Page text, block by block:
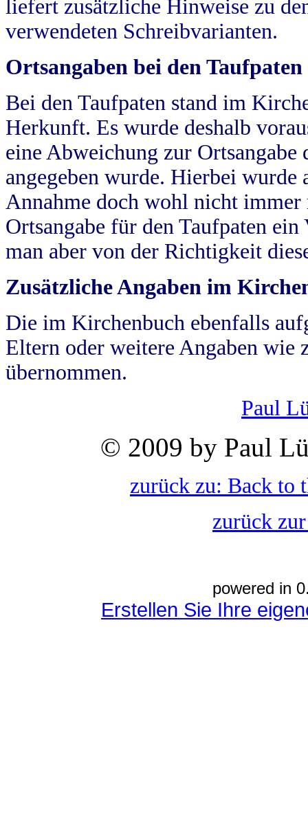
liefert zusätzliche Hinweise zu
verwendeten Schreibvarianten.
Ortsangaben bei den Taufpaten
Bei den Taufpaten stand im
Herkunft. Es wurde deshalb
eine Abweichung zur
angegeben wurde. Hierbei wurde
Annahme doch wohl nicht
Ortsangabe für den Taufpaten
man aber von der Richtigkeit
Zusätzliche Angaben im
Die im Kirchenbuch ebenfalls
Eltern oder weitere Angaben wie
übernommen.
Paul
© 2009 by Paul
zurück zu: Back to
zurück
powered in
Erstellen Sie Ihre